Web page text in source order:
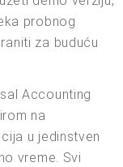
probnog
za buduću
Accounting
na
u jedinstven
vreme. Svi